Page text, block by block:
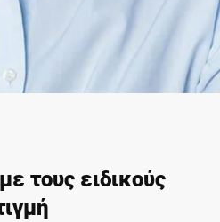
τους ειδικούς